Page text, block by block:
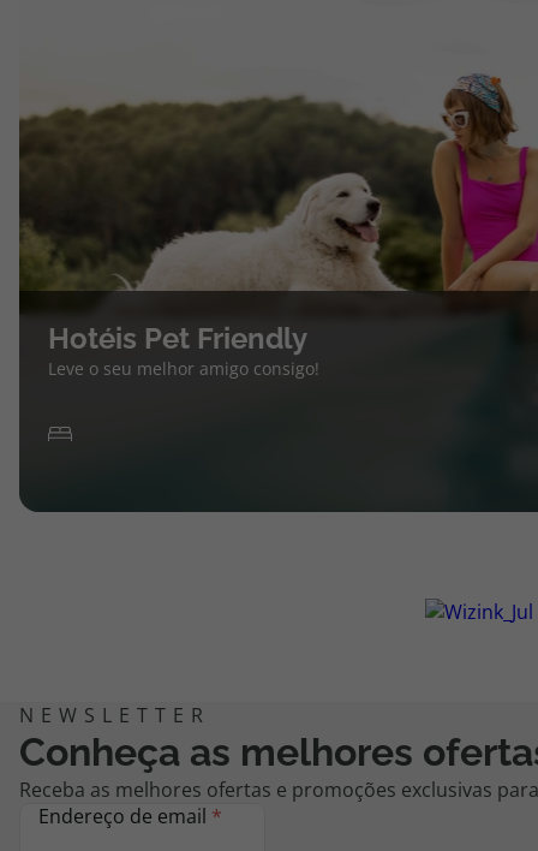
Hotéis Pet Friendly
Leve o seu melhor amigo consigo!
Conheça as melhores
Receba as melhores ofertas e promoções exclusivas
Endereço de email *